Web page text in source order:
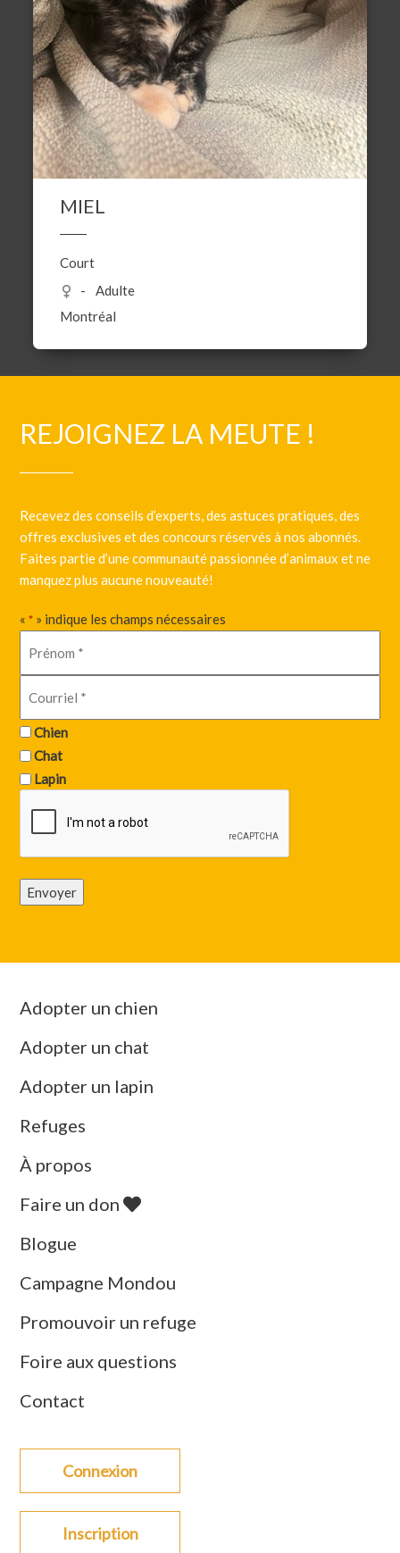
MIEL
Court
Adulte
Montréal
REJOIGNEZ LA MEUTE !
Recevez des conseils d’experts, des astuces pratiques, des
offres exclusives et des concours réservés à nos abonnés.
Faites partie d’une communauté passionnée d’animaux et ne
manquez plus aucune nouveauté!
«* » indique les champs nécessaires
Chien
Chat
Lapin
Envoyer
Adopter un chien
Adopter un chat
Adopter un lapin
Refuges
À propos
Faire un don
Blogue
Campagne Mondou
Promouvoir un refuge
Foire aux questions
Contact
Connexion
Inscription